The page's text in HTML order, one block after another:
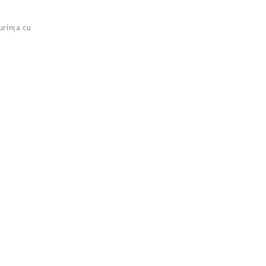
cu